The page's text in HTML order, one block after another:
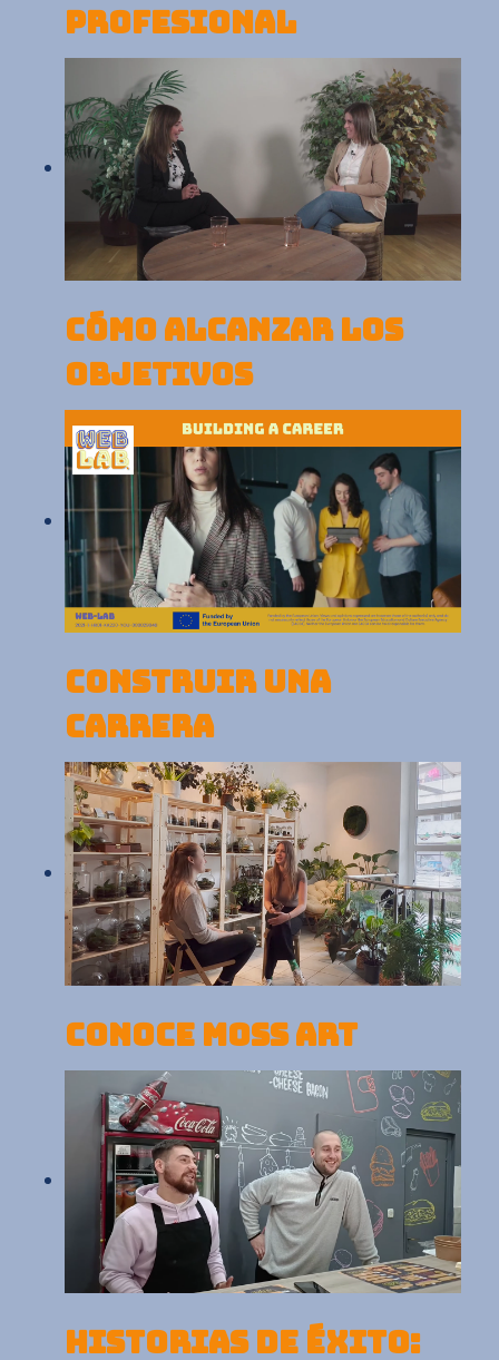
PROFESIONAL
CÓMO ALCANZAR LOS
OBJETIVOS
CONSTRUIR UNA
CARRERA
CONOCE MOSS ART
HISTORIAS DE ÉXITO: